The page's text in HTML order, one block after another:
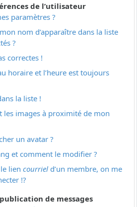
de l’utilisateur
paramètres ?
nom d’apparaître dans la liste
?
correctes !
horaire et l’heure est toujours
la liste !
les images à proximité de mon
un avatar ?
et comment le modifier ?
lien courriel d’un membre, on me
!?
de messages